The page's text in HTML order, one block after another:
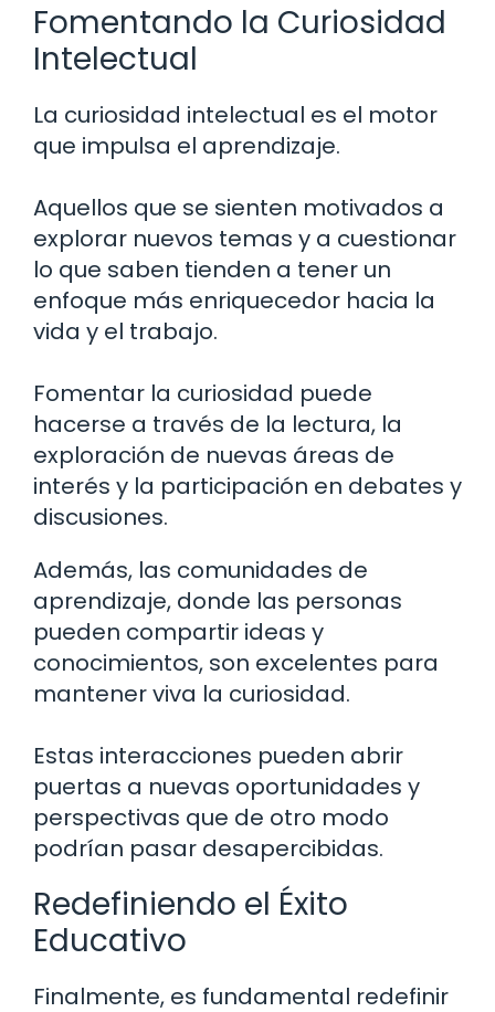
Fomentando la Curiosidad
Intelectual
La curiosidad intelectual es el motor
que impulsa el aprendizaje.
Aquellos que se sienten motivados a
explorar nuevos temas y a cuestionar
lo que saben tienden a tener un
enfoque más enriquecedor hacia la
vida y el trabajo.
Fomentar la curiosidad puede
hacerse a través de la lectura, la
exploración de nuevas áreas de
interés y la participación en debates y
discusiones.
Además, las comunidades de
aprendizaje, donde las personas
pueden compartir ideas y
conocimientos, son excelentes para
mantener viva la curiosidad.
Estas interacciones pueden abrir
puertas a nuevas oportunidades y
perspectivas que de otro modo
podrían pasar desapercibidas.
Redefiniendo el Éxito
Educativo
Finalmente, es fundamental redefinir